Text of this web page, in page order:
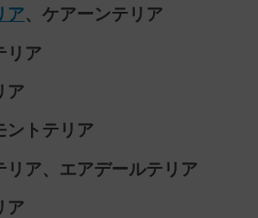
ア、ケアーンテリア
リア
ア
ントテリア
リア、エアデールテリア
ア